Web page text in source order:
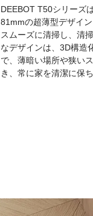
DEEBOT T50シリーズ
81mmの超薄型デザイ
スムーズに清掃し、清
なデザインは、3D構造
で、薄暗い場所や狭い
き、常に家を清潔に保ち